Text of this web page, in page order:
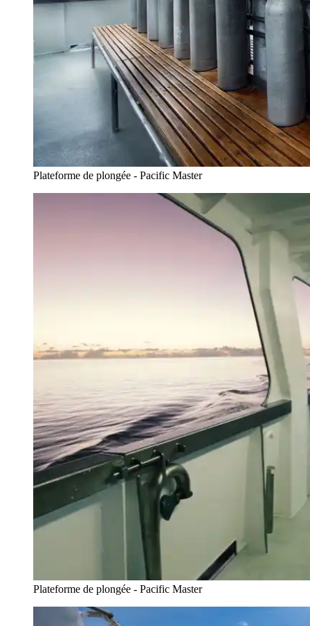
Plateforme de plongée - Pacific Master
Plateforme de plongée - Pacific Master